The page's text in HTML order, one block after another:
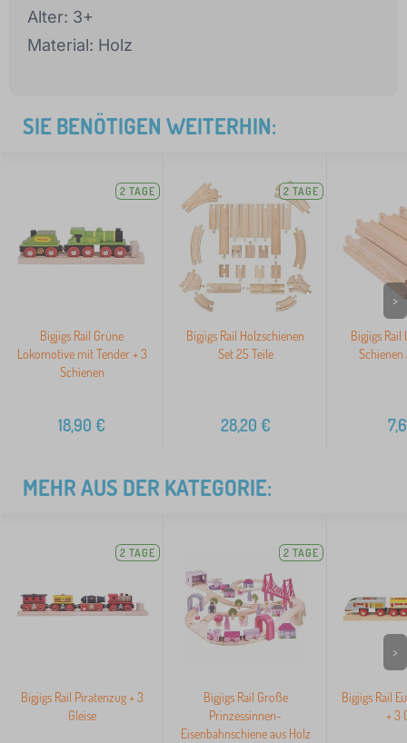
Alter: 3+
Material: Holz
SIE BENÖTIGEN WEITERHIN:
2 TAGE
Bigjigs Rail Grüne
Lokomotive mit Tender + 3
Schienen
18,90 €
2 TAGE
Bigjigs Rail Holzschienen
Set 25 Teile
28,20 €
Bigjigs Rail
Schienen
>
MEHR AUS DER KATEGORIE:
2 TAGE
Bigjigs Rail Piratenzug + 3
Gleise
2 TAGE
Bigjigs Rail Große
Prinzessinnen-
Eisenbahnschiene aus Holz
Bigjigs Rail
+ 3
>